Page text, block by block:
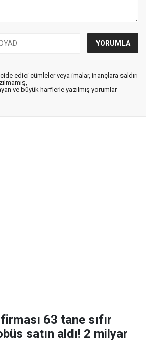
edici cümleler veya imalar, inançlara saldırı
ve büyük harflerle yazılmış yorumlar
63 tane sıfır
satın aldı! 2 milyar